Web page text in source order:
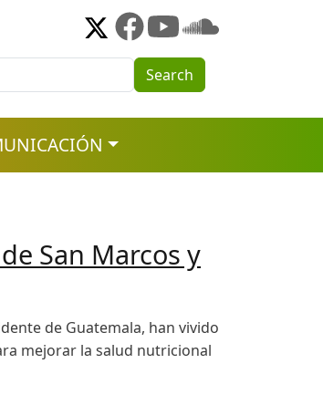
Search
San Marcos y
de Guatemala, han vivido
mejorar la salud nutricional